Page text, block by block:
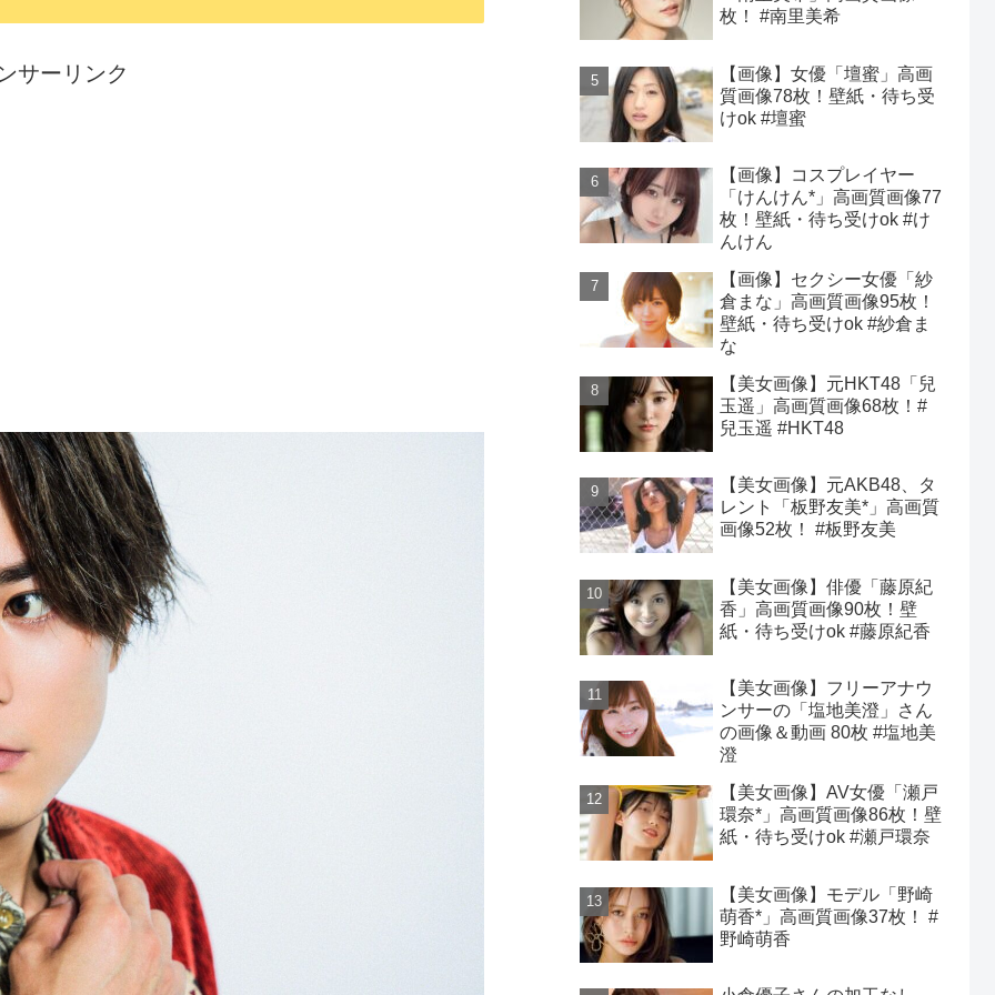
サーリンク
枚！ #南里美希
【画像】女優「壇蜜」高画
質画像78枚！壁紙・待ち受
けok #壇蜜
【画像】コスプレイヤー
「けんけん*」高画質画像77
枚！壁紙・待ち受けok #け
んけん
【画像】セクシー女優「紗
倉まな」高画質画像95枚！
壁紙・待ち受けok #紗倉ま
な
【美女画像】元HKT48「兒
玉遥」高画質画像68枚！#
兒玉遥 #HKT48
【美女画像】元AKB48、タ
レント「板野友美*」高画質
画像52枚！ #板野友美
【美女画像】俳優「藤原紀
香」高画質画像90枚！壁
紙・待ち受けok #藤原紀香
【美女画像】フリーアナウ
ンサーの「塩地美澄」さん
の画像＆動画 80枚 #塩地美
澄
【美女画像】AV女優「瀬戸
環奈*」高画質画像86枚！壁
紙・待ち受けok #瀬戸環奈
【美女画像】モデル「野崎
萌香*」高画質画像37枚！ #
野崎萌香